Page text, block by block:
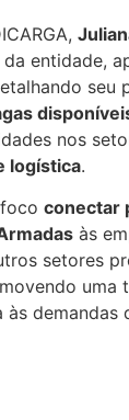
entidade,
seu
nos
logística.
conectar
às
setores
uma
às demandas